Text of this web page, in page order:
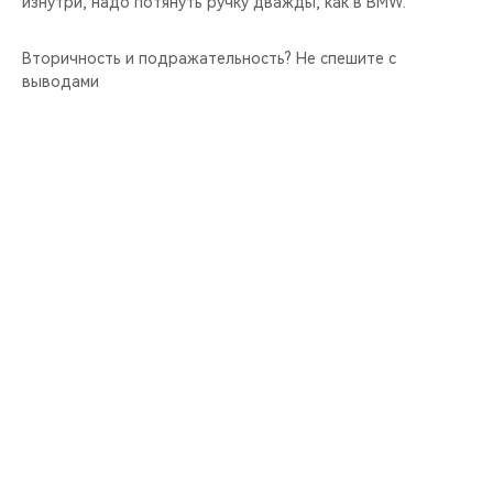
Вторичность и подражательность? Не спешите с
выводами